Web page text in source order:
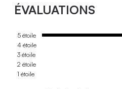
ÉVALUATIONS
5 étoile
4 étoile
3 étoile
2 étoile
1 étoile